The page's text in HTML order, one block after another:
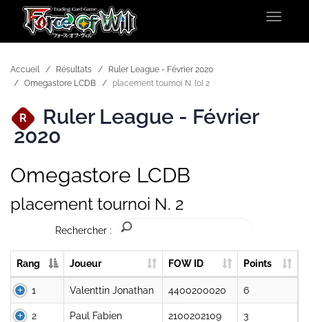
Toggle
Accueil Résultats
Ruler League - Février 2020
Omegastore LCDB
placement tournoi N. {0} 2
R Ruler League - Février
2020
Omegastore LCDB
placement tournoi N. 2
Rechercher :
Rang Joueur FOW ID Points
1 Valenttin Jonathan 4400200020 6
2 Paul Fabien 2100202109 3